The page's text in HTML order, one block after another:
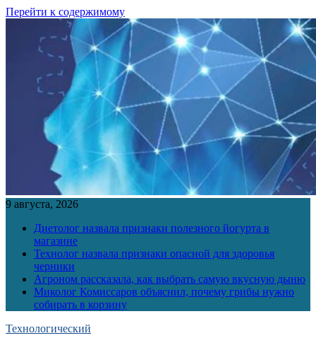
Перейти к содержимому
9 августа, 2026
Диетолог назвала признаки полезного йогурта в
магазине
Технолог назвала признаки опасной для здоровья
черники
Агроном рассказала, как выбрать самую вкусную дыню
Миколог Комиссаров объяснил, почему грибы нужно
собирать в корзину
Технологический